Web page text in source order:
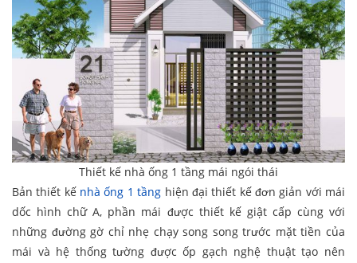
Thiết kế nhà ống 1 tầng mái ngói thái
Bản thiết kế nhà ống 1 tầng hiện đại thiết kế đơn giản với mái
dốc hình chữ A, phần mái được thiết kế giật cấp cùng với
những đường gờ chỉ nhẹ chạy song song trước mặt tiền của
mái và hệ thống tường được ốp gạch nghệ thuật tạo nên